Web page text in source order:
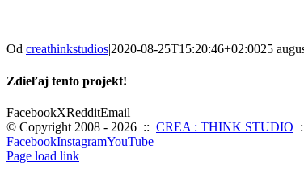
Od creathinkstudios|2020-08-25T15:20:46+02:0025
Zdieľaj tento projekt!
FacebookXRedditEmail
© Copyright 2008 - 2026 :: CREA : THINK STUDIO
FacebookInstagramYouTube
Page load link